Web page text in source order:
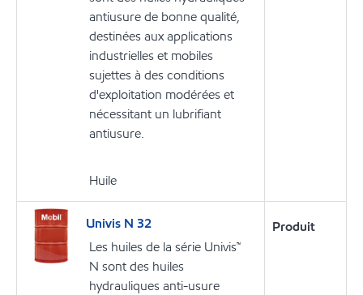
antiusure de bonne qualité,
destinées aux applications
industrielles et mobiles
sujettes à des conditions
d'exploitation modérées et
nécessitant un lubrifiant
antiusure.
Huile
Univis N 32
Les huiles de la série Univis™
N sont des huiles
hydrauliques anti-usure
Produit